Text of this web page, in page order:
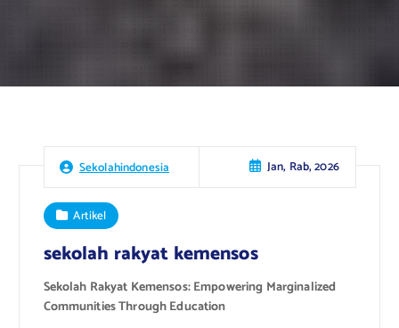
Sekolahindonesia Jan, Rab, 2026
Artikel
sekolah rakyat kemensos
Sekolah Rakyat Kemensos: Empowering Marginalized
Communities Through Education